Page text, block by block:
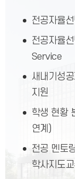
전공자율
전공자율
Service
새내기성
지원
학생 현황
연계)
전공 멘토
학사지도